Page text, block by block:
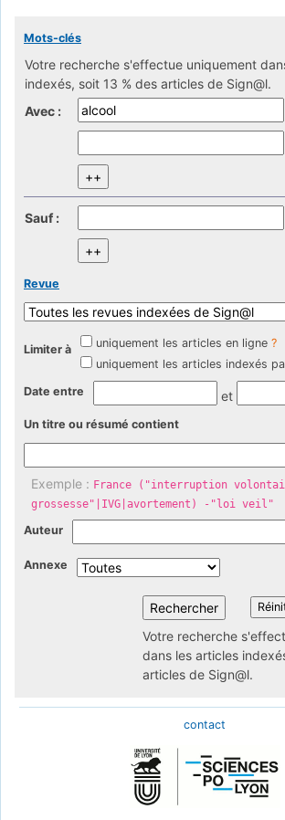
Mots-clés
Votre recherche s'effectue uniquement
indexés, soit 13 % des articles de Sign@l.
Avec :
Sauf :
Revue
Limiter à uniquement les articles en ligne ?
uniquement les articles indexés
Date entre et
Un titre ou résumé contient
Exemple : France ("interruption
grossesse"|IVG|avortement) -"loi veil"
Auteur
Annexe
Votre recherche
dans les articles
articles de Sign@l.
contact